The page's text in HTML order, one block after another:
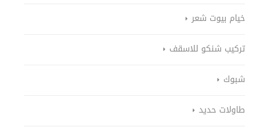
خيام بيوت شعر
تركيب شنكو للاسقف
شبوك
طاولات حديد